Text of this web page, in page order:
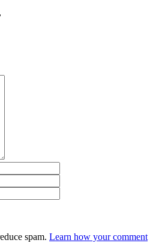
,
spam. Learn how your comment